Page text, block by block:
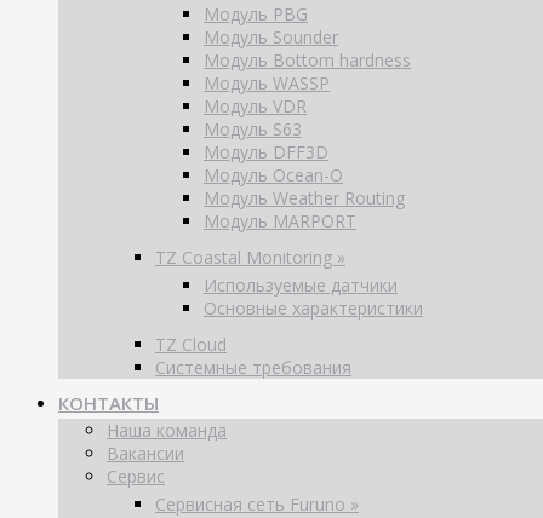
Модуль PBG
Модуль Sounder
Модуль Bottom hardness
Модуль WASSP
Модуль VDR
Модуль S63
Модуль DFF3D
Модуль Ocean-O
Модуль Weather Routing
Модуль MARPORT
TZ Coastal Monitoring »
Используемые датчики
Основные характеристики
TZ Cloud
Системные требования
КОНТАКТЫ
Наша команда
Вакансии
Сервис
Сервисная сеть Furuno »